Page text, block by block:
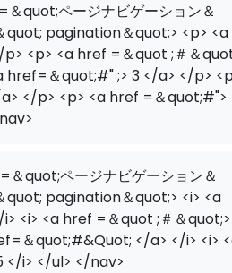
quot;ページナビゲーション＆
quot; pagination＆quot;> <p> <a
<p> <a href =＆quot ;＃＆
href=＆quot;#" ;> 3 </a> </p>
</p> <p> <a href =＆quot;#">
quot;ページナビゲーション＆
quot; pagination＆quot;> <i> <a
<i> <a href =＆quot ;＃＆
＆quot;#&Quot; </a> </i> <i>
i> </ul> </nav>